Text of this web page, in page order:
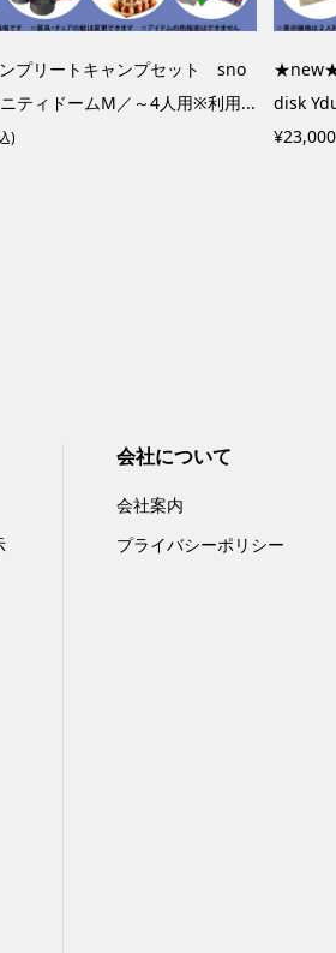
プリートキャンプセット sno
ティドームM／～4人用※利用...
)
★new★
disk
¥23,000
会社について
会社案内
プライバシーポリシー